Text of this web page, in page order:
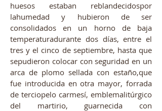
huesos estaban reblandecidospor
lahumedad y hubieron de ser
consolidados en un horno de baja
temperaturadurante dos días, entre el
tres y el cinco de septiembre, hasta que
sepudieron colocar con seguridad en un
arca de plomo sellada con estaño,que
fue introducida en otra mayor, forrada
de terciopelo carmesí, emblemalitúrgico
del martirio, guarnecida con